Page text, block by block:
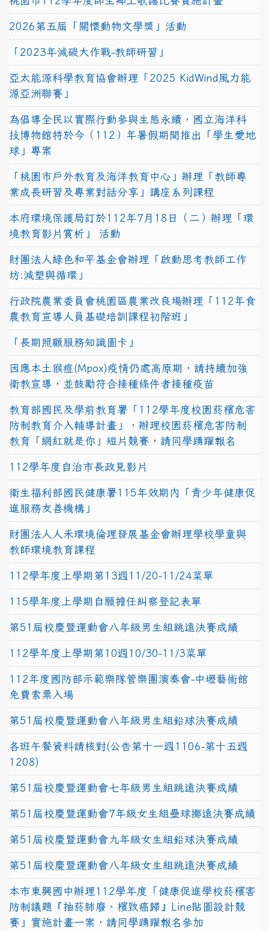
2026第五屆「關懷動物文學獎」活動
「2023年減碳大作戰-教師研習」
亞太能源科學教育協會辦理「2025 KidWind風力能
源亞洲聯賽」
為倡導全民以實際行動參與生態永續，國立海洋科
技博物館特於今（112）年暑假期間推出「學生愛地
球」專案
「桃園市戶外教育及海洋教育中心」辦理「教師專
業成長研習及專業對話分享」講座系列課程
本府環境保護局訂於112年7月18日（二）辦理「環
境教育影片賞析」 活動
財團法人綠色和平基金會辦理「啟動思考教師工作
坊:減塑與循環」
行政院農業委員會桃園區農業改良場辦理「112年食
農教育宣導人員基礎培訓課程初階班」
「長期照顧服務知識圖卡」
因應本土猴痘(Mpox)疫情仍處高原期，請持續加強
衛教宣導，並鼓勵符合接種條件者接種疫苗
教育部國民及學前教育署「112學年度校園菸檳危害
防制教育介入輔導計畫」，辦理校園菸檳危害防制
教育「網紅就是你」短片競賽，請同學踴躍報名
112學年度自治市長政見影片
衛生福利部國民健康署115年效期內「青少年健康促
進服務友善機構」
財團法人人禾環境倫理發展基金會辦理學校學童與
教師環境教育課程
112學年度上學期第13週11/20-11/24菜單
115學年度上學期自願擔任糾察登記表單
第51屆校慶暨運動會八年級男生組跳遠決賽成績
112學年度上學期第10週10/30-11/3菜單
112年度國防部示範樂隊管樂團演奏會-中壢藝術館
免費索票入場
第51屆校慶暨運動會八年級男生組鉛球決賽成績
各班午餐資料請核對(公告第十一週1106-第十五週
1208)
第51屆校慶暨運動會七年級男生組跳遠決賽成績
第51屆校慶暨運動會7年級女生組壘球擲遠決賽成績
第51屆校慶暨運動會九年級女生組鉛球決賽成績
第51屆校慶暨運動會八年級女生組跳遠決賽成績
本市東興國中辦理112學年度「健康促進學校菸檳害
防制議題『抽菸肺廢、檳致癌歸』Line貼圖設計競
賽」實施計畫一案，請同學踴躍報名參加